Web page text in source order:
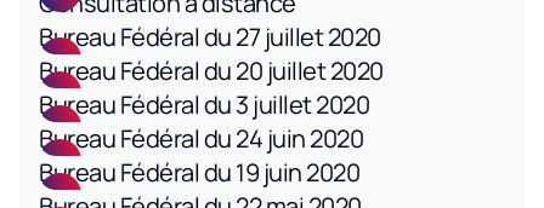
Bureau Fédéral du 27 juillet 2020
Bureau Fédéral du 20 juillet 2020
Bureau Fédéral du 3 juillet 2020
Bureau Fédéral du 24 juin 2020
Bureau Fédéral du 19 juin 2020